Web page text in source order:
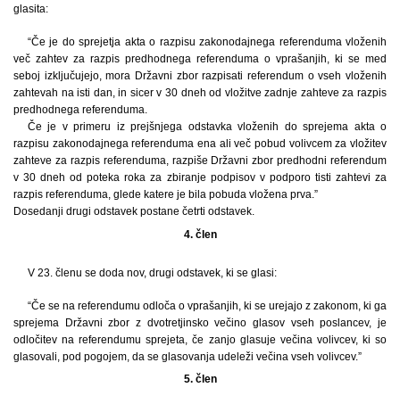
glasita:
“Če je do sprejetja akta o razpisu zakonodajnega referenduma vloženih
več zahtev za razpis predhodnega referenduma o vprašanjih, ki se med
seboj izključujejo, mora Državni zbor razpisati referendum o vseh vloženih
zahtevah na isti dan, in sicer v 30 dneh od vložitve zadnje zahteve za razpis
predhodnega referenduma.
Če je v primeru iz prejšnjega odstavka vloženih do sprejema akta o
razpisu zakonodajnega referenduma ena ali več pobud volivcem za vložitev
zahteve za razpis referenduma, razpiše Državni zbor predhodni referendum
v 30 dneh od poteka roka za zbiranje podpisov v podporo tisti zahtevi za
razpis referenduma, glede katere je bila pobuda vložena prva.”
Dosedanji drugi odstavek postane četrti odstavek.
4. člen
V 23. členu se doda nov, drugi odstavek, ki se glasi:
“Če se na referendumu odloča o vprašanjih, ki se urejajo z zakonom, ki ga
sprejema Državni zbor z dvotretjinsko večino glasov vseh poslancev, je
odločitev na referendumu sprejeta, če zanjo glasuje večina volivcev, ki so
glasovali, pod pogojem, da se glasovanja udeleži večina vseh volivcev.”
5. člen